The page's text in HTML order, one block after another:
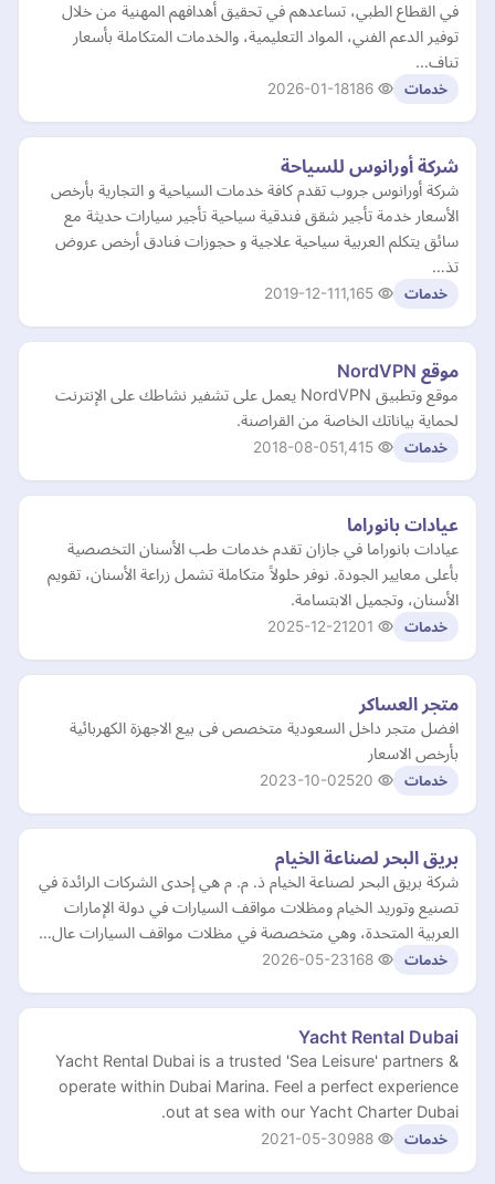
في القطاع الطبي، تساعدهم في تحقيق أهدافهم المهنية من خلال
توفير الدعم الفني، المواد التعليمية، والخدمات المتكاملة بأسعار
تناف…
خدمات 2026-01-18
شركة أورانوس للسياحة
شركة أورانوس جروب تقدم كافة خدمات السياحية و التجارية بأرخص
الأسعار خدمة تأجير شقق فندقية سياحية تأجير سيارات حديثة مع
سائق يتكلم العربية سياحية علاجية و حجوزات فنادق أرخص عروض
تذ…
خدمات 2019-12-11
موقع NordVPN
موقع وتطبيق NordVPN يعمل على تشفير نشاطك على الإنترنت
لحماية بياناتك الخاصة من القراصنة.
خدمات 2018-08-05
عيادات بانوراما
عيادات بانوراما في جازان تقدم خدمات طب الأسنان التخصصية
بأعلى معايير الجودة. نوفر حلولاً متكاملة تشمل زراعة الأسنان، تقويم
الأسنان، وتجميل الابتسامة.
خدمات 2025-12-21
متجر العساكر
افضل متجر داخل السعودية متخصص فى بيع الاجهزة الكهربائية
بأرخص الاسعار
خدمات 2023-10-02
بريق البحر لصناعة الخيام
شركة بريق البحر لصناعة الخيام ذ. م. م هي إحدى الشركات الرائدة في
تصنيع وتوريد الخيام ومظلات مواقف السيارات في دولة الإمارات
العربية المتحدة، وهي متخصصة في مظلات مواقف السيارات عال…
خدمات 2026-05-23
Yacht Rental Dubai
Yacht Rental Dubai is a trusted 'Sea Leisure' partners &
operate within Dubai Marina. Feel a perfect experience
out at sea with our Yacht Charter Dubai.
خدمات 2021-05-30